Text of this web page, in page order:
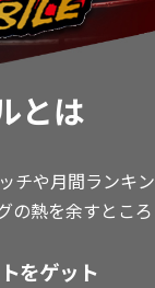
とは
チや月間ランキン
の熱を余すところ
をゲット